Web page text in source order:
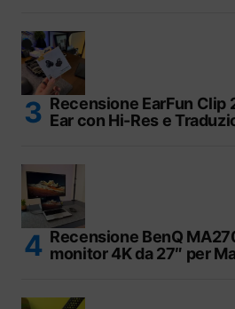
Recensione EarFun Clip
Ear con Hi-Res e
Recensione BenQ
monitor 4K da 27″ per